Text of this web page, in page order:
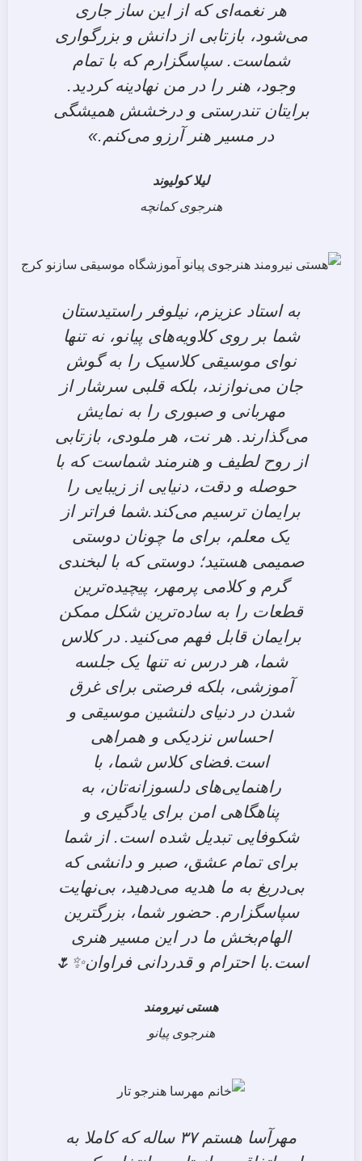
هر نغمه‌ای که از این ساز جاری
می‌شود، بازتابی از دانش و بزرگواری
شماست. سپاسگزارم که با تمام
وجود، هنر را در من نهادینه کردید.
برایتان تندرستی و درخشش همیشگی
در مسیر هنر آرزو می‌کنم.»
لیلا کولیوند
هنرجوی کمانچه
به استاد عزیزم، نیلوفر راستیدستان
شما بر روی کلاویه‌های پیانو، نه تنها
نوای موسیقی کلاسیک را به گوش
جان می‌نوازند، بلکه قلبی سرشار از
مهربانی و صبوری را به نمایش
می‌گذارند. هر نت، هر ملودی، بازتابی
از روح لطیف و هنرمند شماست که با
حوصله و دقت، دنیایی از زیبایی را
برایمان ترسیم می‌کند.شما فراتر از
یک معلم، برای ما چونان دوستی
صمیمی هستید؛ دوستی که با لبخندی
گرم و کلامی پرمهر، پیچیده‌ترین
قطعات را به ساده‌ترین شکل ممکن
برایمان قابل فهم می‌کنید. در کلاس
شما، هر درس نه تنها یک جلسه
آموزشی، بلکه فرصتی برای غرق
شدن در دنیای دلنشین موسیقی و
احساس نزدیکی و همراهی
است.فضای کلاس شما، با
راهنمایی‌های دلسوزانه‌تان، به
پناهگاهی امن برای یادگیری و
شکوفایی تبدیل شده است. از شما
برای تمام عشق، صبر و دانشی که
بی‌دریغ به ما هدیه می‌دهید، بی‌نهایت
سپاسگزارم. حضور شما، بزرگترین
الهام‌بخش ما در این مسیر هنری
است.با احترام و قدردانی فراوان✨🌷
هستی نیرومند
هنرجوی پیانو
مهرآسا هستم ۳۷ ساله که کاملا به